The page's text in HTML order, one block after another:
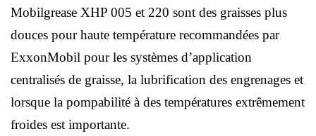
Mobilgrease XHP 005 et 220 sont des graisses plus
douces pour haute température recommandées par
ExxonMobil pour les systèmes d’application
centralisés de graisse, la lubrification des engrenages et
lorsque la pompabilité à des températures extrêmement
froides est importante.